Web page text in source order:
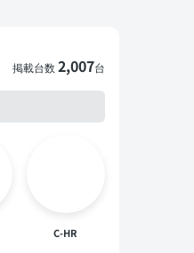
掲載台数2,007台
C-HR